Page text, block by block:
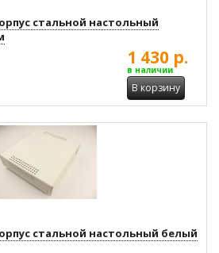
стальной настольный
1 430 р.
в наличии
В корзину
стальной настольный белый